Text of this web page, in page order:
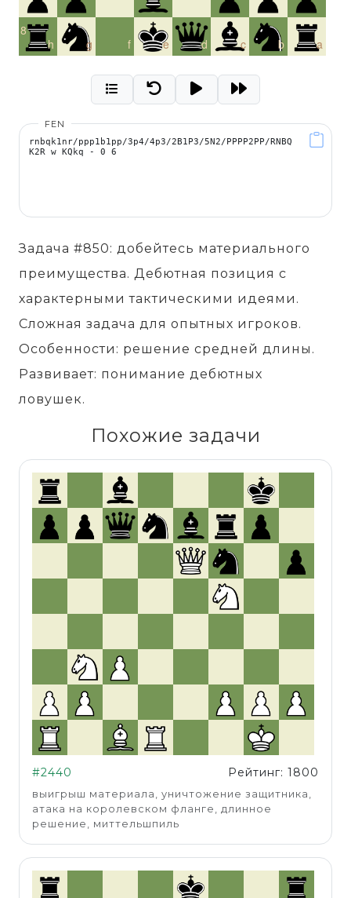
h
8
g
f e d c b a
FEN
Задача #850: добейтесь материального
преимущества. Дебютная позиция с
характерными тактическими идеями.
Сложная задача для опытных игроков.
Особенности: решение средней длины.
Развивает: понимание дебютных
ловушек.
Похожие задачи
#2440 Рейтинг: 1800
выигрыш материала, уничтожение защитника,
атака на королевском фланге, длинное
решение, миттельшпиль